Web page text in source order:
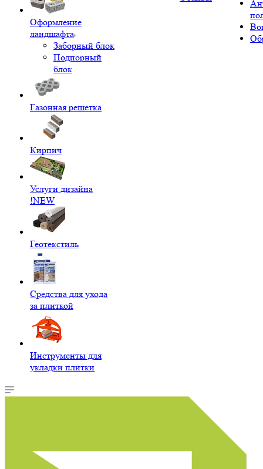
Оформление
ландшафта
Заборный блок
Подпорный
блок
Газонная решетка
Кирпич
Услуги дизайна
!NEW
Геотекстиль
Средства для ухода
за плиткой
Инструменты для
укладки плитки